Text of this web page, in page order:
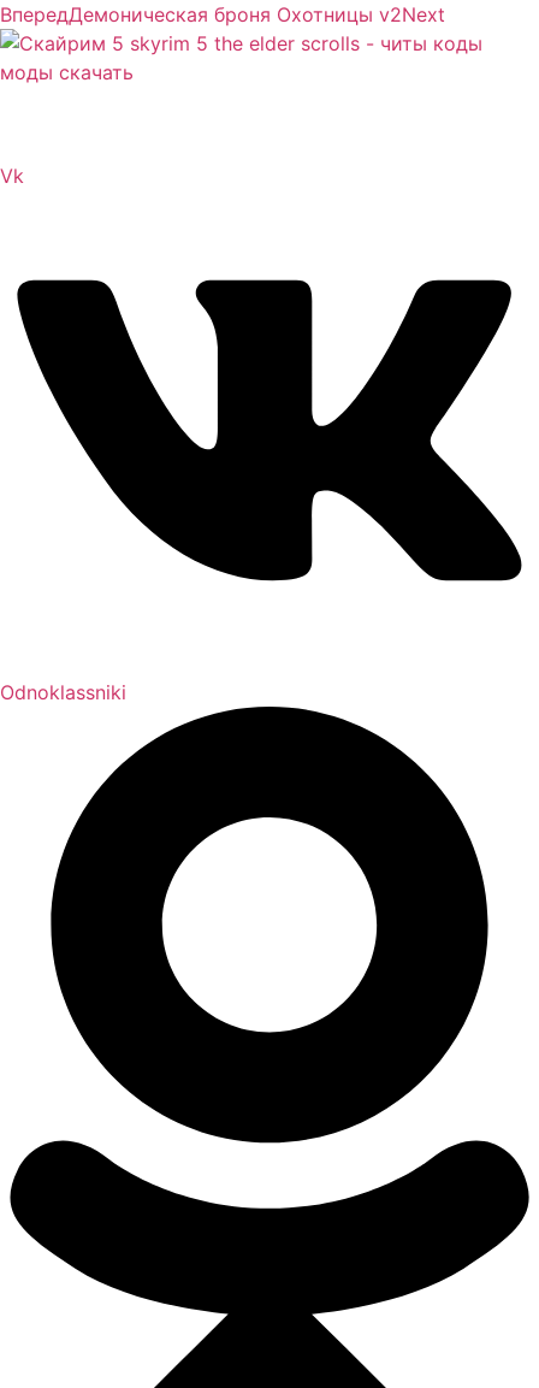
ВпередДемоническая броня Охотницы v2Next
Vk
Odnoklassniki